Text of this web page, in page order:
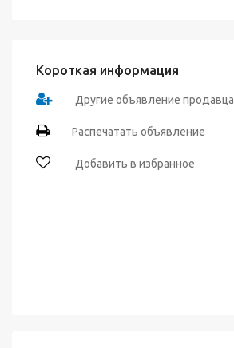
Короткая информация
Другие объявление продавца
Распечатать объявление
Добавить в избранное